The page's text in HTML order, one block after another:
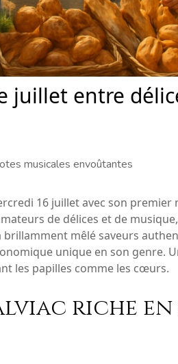
juillet entre
musicales envoûtantes
16 juillet avec son premier
de délices et de
brillamment mêlé saveurs
unique en son genre.
les papilles comme les cœurs.
riche